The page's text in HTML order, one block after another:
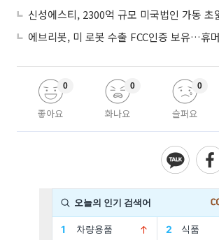
좋아요
0
화나요
0
슬퍼요
0